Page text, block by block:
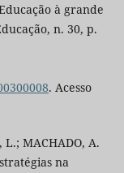
à grande
n. 30, p.
. Acesso
L.; MACHADO, A.
na